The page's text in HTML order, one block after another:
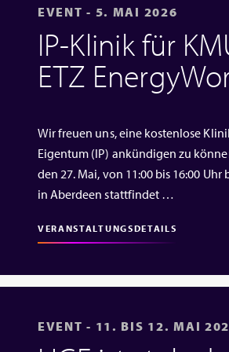
EVENT - 5. MAI 2026
IP‑Klinik für
ETZ
Wir freuen uns, eine kostenlose
Eigentum (IP) ankündigen zu
den 27. Mai, von 11:00 bis 16:00 Uhr
in Aberdeen stattfindet …
VERANSTALTUNGSDETAILS
EVENT - 11. BIS 12. MAI